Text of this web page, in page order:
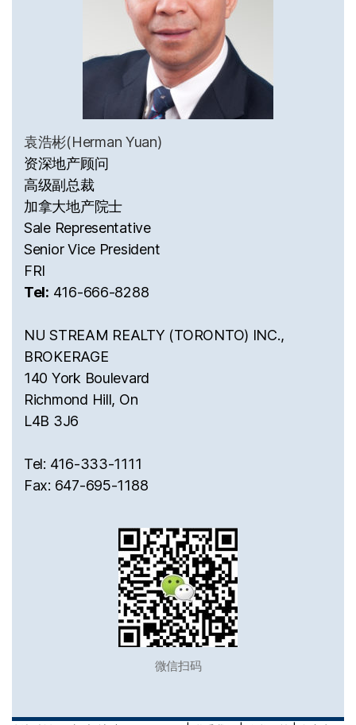
袁浩彬(Herman Yuan)
资深地产顾问
高级副总裁
加拿大地产院士
Sale Representative
Senior Vice President
FRI
Tel: 416-666-8288
NU STREAM REALTY (TORONTO) INC.,
BROKERAGE
140 York Boulevard
Richmond Hill, On
L4B 3J6
Tel: 416-333-1111
Fax: 647-695-1188
微信扫码